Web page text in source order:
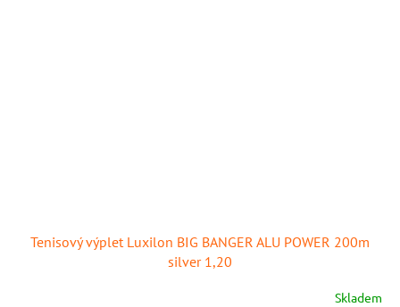
Tenisový výplet Luxilon BIG BANGER ALU POWER 200m
silver 1,20
Skladem